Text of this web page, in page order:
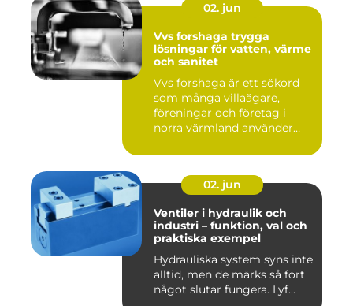
02. jun
Vvs forshaga trygga
lösningar för vatten, värme
och sanitet
Vvs forshaga är ett sökord
som många villaägare,
föreningar och företag i
norra värmland använder
02. jun
Ventiler i hydraulik och
industri – funktion, val och
praktiska exempel
Hydrauliska system syns inte
alltid, men de märks så fort
något slutar fungera. Lyf...